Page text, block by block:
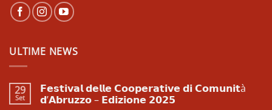
ULTIME NEWS
29
Set
𝗙𝗲𝘀𝘁𝗶𝘃𝗮𝗹 𝗱𝗲𝗹𝗹𝗲 𝗖𝗼𝗼𝗽𝗲𝗿𝗮𝘁𝗶𝘃𝗲 𝗱𝗶 𝗖𝗼𝗺𝘂𝗻𝗶𝘁à
𝗱’𝗔𝗯𝗿𝘂𝘇𝘇𝗼 – 𝗘𝗱𝗶𝘇𝗶𝗼𝗻𝗲 𝟮𝟬𝟮𝟱